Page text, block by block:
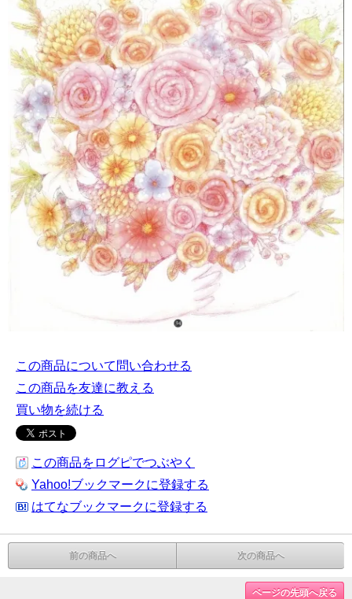
この商品について問い合わせる
この商品を友達に教える
買い物を続ける
この商品をログピでつぶやく
Yahoo!ブックマークに登録する
はてなブックマークに登録する
前の商品へ 次の商品へ
ページの先頭へ戻る